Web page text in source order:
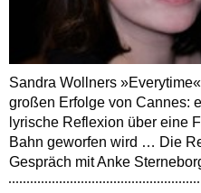
Sandra Wollners
großen Erfolge von Cannes:
lyrische Reflexion über eine
Bahn geworfen wird … Die
Gespräch mit Anke